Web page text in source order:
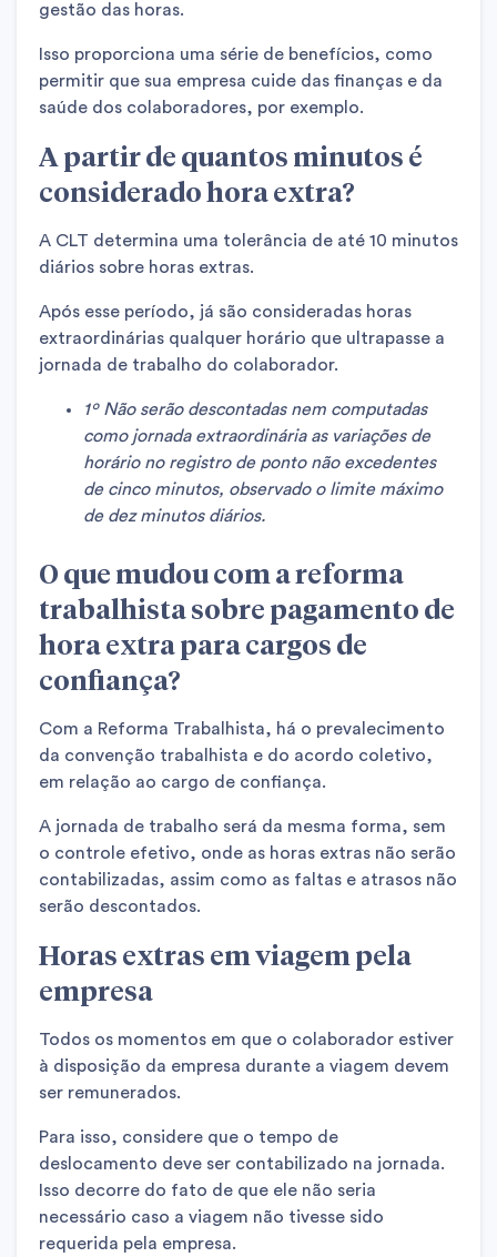
gestão das horas.
Isso proporciona uma série de benefícios, como
permitir que sua empresa cuide das finanças e da
saúde dos colaboradores, por exemplo.
A partir de quantos minutos é
considerado hora extra?
A CLT determina uma tolerância de até 10 minutos
diários sobre horas extras.
Após esse período, já são consideradas horas
extraordinárias qualquer horário que ultrapasse a
jornada de trabalho do colaborador.
1º Não serão descontadas nem computadas
como jornada extraordinária as variações de
horário no registro de ponto não excedentes
de cinco minutos, observado o limite máximo
de dez minutos diários.
O que mudou com a reforma
trabalhista sobre pagamento de
hora extra para cargos de
confiança?
Com a Reforma Trabalhista, há o prevalecimento
da convenção trabalhista e do acordo coletivo,
em relação ao cargo de confiança.
A jornada de trabalho será da mesma forma, sem
o controle efetivo, onde as horas extras não serão
contabilizadas, assim como as faltas e atrasos não
serão descontados.
Horas extras em viagem pela
empresa
Todos os momentos em que o colaborador estiver
à disposição da empresa durante a viagem devem
ser remunerados.
Para isso, considere que o tempo de
deslocamento deve ser contabilizado na jornada.
Isso decorre do fato de que ele não seria
necessário caso a viagem não tivesse sido
requerida pela empresa.